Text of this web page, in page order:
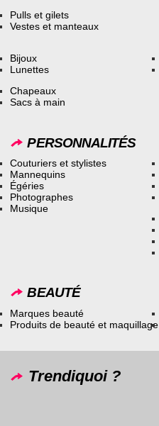
Pulls et gilets
Vestes et manteaux
Bijoux
Lunettes
Chapeaux
Sacs à main
PERSONNALITÉS
Couturiers et stylistes
Mannequins
Égéries
Photographes
Musique
BEAUTÉ
Marques beauté
Produits de beauté et maquillage
Trendiquoi ?